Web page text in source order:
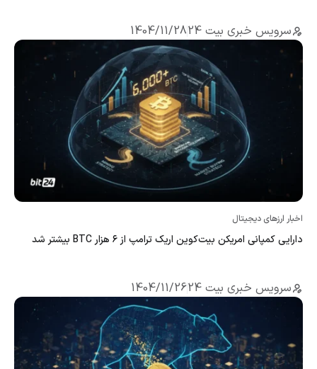
سرویس خبری بیت 24 1404/11/28
اخبار ارزهای دیجیتال
دارایی کمپانی امریکن بیت‌کوین اریک ترامپ از ۶ هزار BTC بیشتر شد
سرویس خبری بیت 24 1404/11/26